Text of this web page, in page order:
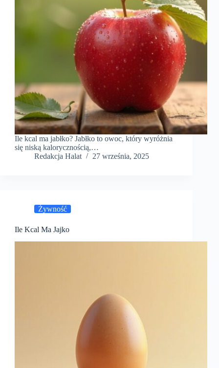
Ile kcal ma jabłko? Jabłko to owoc, który wyróżnia
się niską kalorycznością,…
Redakcja Halat
27 września, 2025
Żywność
Ile Kcal Ma Jajko